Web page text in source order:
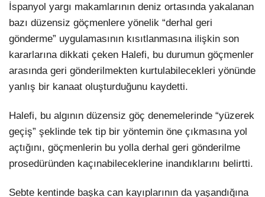
İspanyol yargı makamlarının deniz ortasında yakalanan
bazı düzensiz göçmenlere yönelik “derhal geri
gönderme” uygulamasının kısıtlanmasına ilişkin son
kararlarına dikkati çeken Halefi, bu durumun göçmenler
arasında geri gönderilmekten kurtulabilecekleri yönünde
yanlış bir kanaat oluşturduğunu kaydetti.
Halefi, bu algının düzensiz göç denemelerinde “yüzerek
geçiş” şeklinde tek tip bir yöntemin öne çıkmasına yol
açtığını, göçmenlerin bu yolla derhal geri gönderilme
prosedüründen kaçınabileceklerine inandıklarını belirtti.
Sebte kentinde başka can kayıplarının da yaşandığına